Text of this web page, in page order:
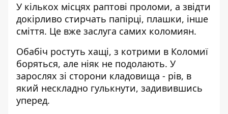
У кількох місцях раптові проломи, а звідти
докірливо стирчать папірці, плашки, інше
сміття. Це вже заслуга самих коломиян.
Обабіч ростуть хащі, з котрими в Коломиї
боряться, але ніяк не подолають. У
зарослях зі сторони кладовища - рів, в
який нескладно гулькнути, задивившись
уперед.